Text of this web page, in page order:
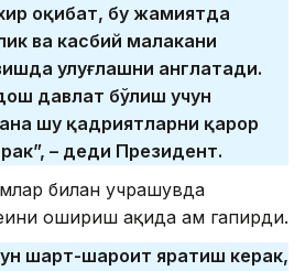
оқибат, бу жамиятда
ва касбий малакани
улуғлашни англатади.
давлат бўлиш учун
шу қадриятларни қарор
– деди Президент.
билан учрашувда
ошириш ҳақида ҳам гапирди.
шарт-шароит яратиш керак,